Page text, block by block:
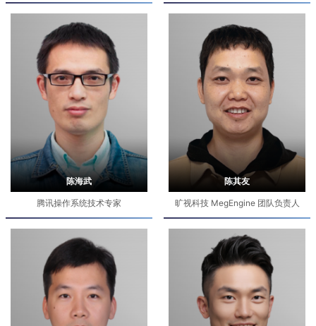
陈海武
腾讯操作系统技术专家
陈其友
旷视科技 MegEngine 团队负责人